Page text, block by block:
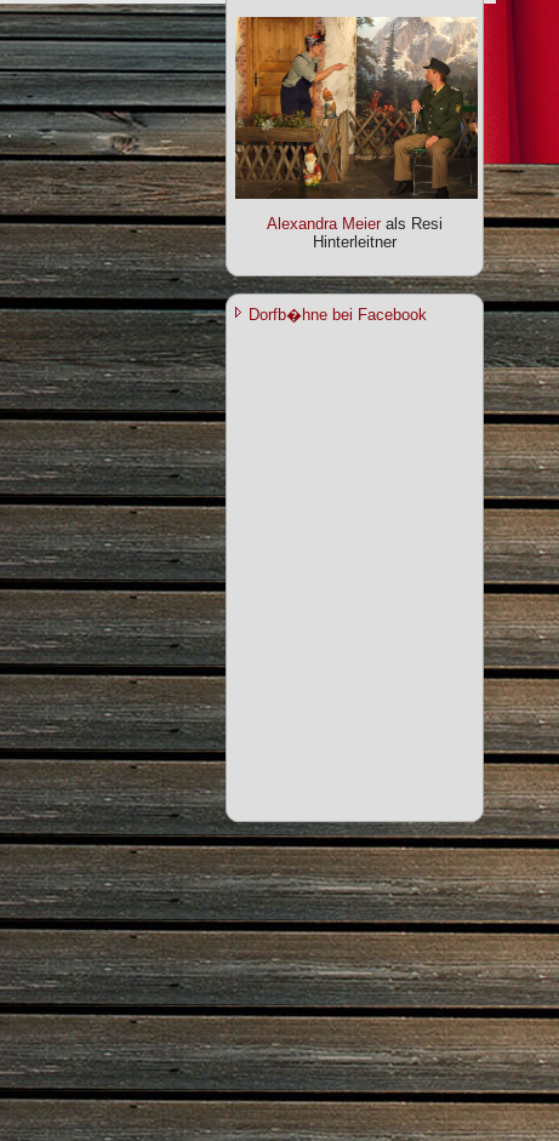
Alexandra Meier als Resi
Hinterleitner
Dorfb�hne bei Facebook